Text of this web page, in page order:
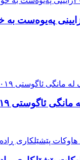
ئاگوستی ٢٠١٩